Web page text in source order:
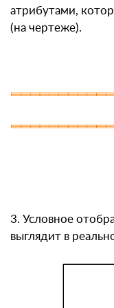
атрибутами,
(на чертеже).
3. Условное
выглядит в